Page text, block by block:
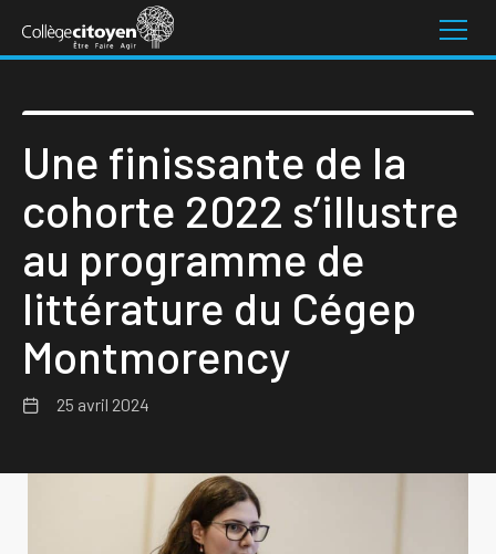
Une finissante de la
cohorte 2022 s’illustre
au programme de
littérature du Cégep
Montmorency
25 avril 2024